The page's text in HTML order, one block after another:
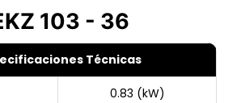
103 - 36
Técnicas
0.83 (kW)